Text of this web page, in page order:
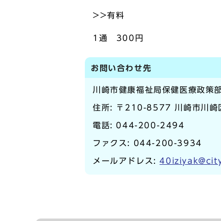
>>有料
1通 300円
お問い合わせ先
川崎市健康福祉局保健医療政策
住所: 〒210-8577 川崎市川崎
電話: 044-200-2494
ファクス: 044-200-3934
メールアドレス: